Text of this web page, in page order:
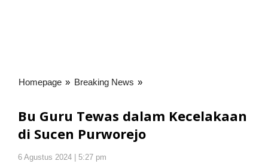
Homepage » Breaking News »
dalam
Kecelakaan
Bu Guru Tewas dalam Kecelakaan
di Sucen Purworejo
6 Agustus 2024 | 5:27 pm